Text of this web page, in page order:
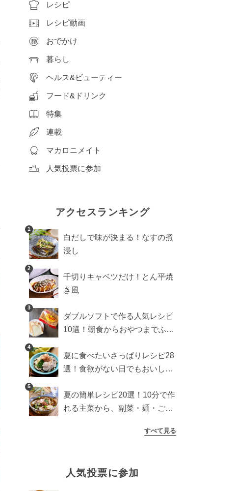
レシピ
レシピ動画
おでかけ
暮らし
ヘルス&ビューティー
フード&ドリンク
特集
連載
マカロニメイト
人気投票に参加
アクセスランキング
1
白だしで味が決まる！なすの煮
浸し
2
千切りキャベツだけ！とん平焼
き風
3
ダブルソフトで作る人気レシピ
10選！朝食からおやつまでふん
4
夏に食べたいさっぱりレシピ28
選！食欲がない日でもおいしい
5
夏の簡単レシピ20選！10分で作
れる主菜から、副菜・麺・ごは
すべて見る
人気投票に参加